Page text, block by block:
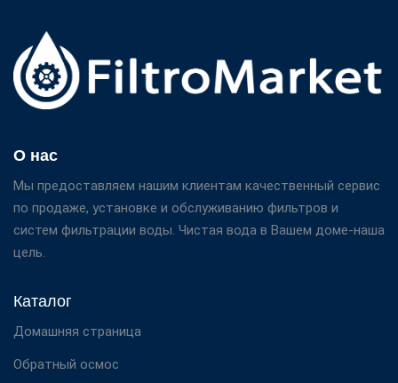
О нас
Мы предоставляем нашим клиентам качественный сервис
по продаже, установке и обслуживанию фильтров и
систем фильтрации воды. Чистая вода в Вашем доме-наша
цель.
Каталог
Домашняя страница
Обратный осмос